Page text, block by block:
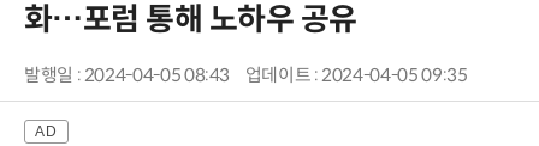
화…포럼 통해 노하우 공유
발행일 : 2024-04-05 08:43 업데이트 : 2024-04-05 09:35